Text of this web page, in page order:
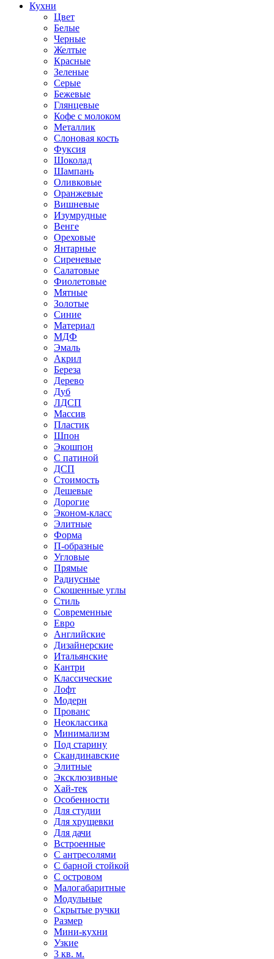
Кухни
Цвет
Белые
Черные
Желтые
Красные
Зеленые
Серые
Бежевые
Глянцевые
Кофе с молоком
Металлик
Слоновая кость
Фуксия
Шоколад
Шампань
Оливковые
Оранжевые
Вишневые
Изумрудные
Венге
Ореховые
Янтарные
Сиреневые
Салатовые
Фиолетовые
Мятные
Золотые
Синие
Материал
МДФ
Эмаль
Акрил
Береза
Дерево
Дуб
ЛДСП
Массив
Пластик
Шпон
Экошпон
С патиной
ДСП
Стоимость
Дешевые
Дорогие
Эконом-класс
Элитные
Форма
П-образные
Угловые
Прямые
Радиусные
Скошенные углы
Стиль
Современные
Евро
Английские
Дизайнерские
Итальянские
Кантри
Классические
Лофт
Модерн
Прованс
Неоклассика
Минимализм
Под старину
Скандинавские
Элитные
Эксклюзивные
Хай-тек
Особенности
Для студии
Для хрущевки
Для дачи
Встроенные
С антресолями
С барной стойкой
С островом
Малогабаритные
Модульные
Скрытые ручки
Размер
Мини-кухни
Узкие
3 кв. м.